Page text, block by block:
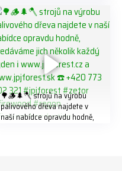
#biojack #regon #vahvajussi
🌳🪵🌲🪓 strojů na výrobu
palivového dřeva najdete v
naší nabídce opravdu hodně,